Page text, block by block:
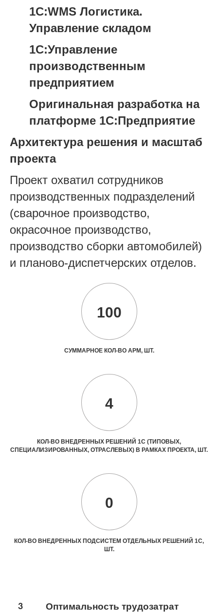
1С:WMS Логистика.
Управление складом
1С:Управление
производственным
предприятием
Оригинальная разработка на
платформе 1С:Предприятие
Архитектура решения и масштаб
проекта
Проект охватил сотрудников
производственных подразделений
(сварочное производство,
окрасочное производство,
производство сборки автомобилей)
и планово-диспетчерских отделов.
100
СУММАРНОЕ КОЛ-ВО АРМ, ШТ.
4
КОЛ-ВО ВНЕДРЕННЫХ РЕШЕНИЙ 1С (ТИПОВЫХ,
СПЕЦИАЛИЗИРОВАННЫХ, ОТРАСЛЕВЫХ) В РАМКАХ ПРОЕКТА, ШТ.
0
КОЛ-ВО ВНЕДРЕННЫХ ПОДСИСТЕМ ОТДЕЛЬНЫХ РЕШЕНИЙ 1С,
ШТ.
3
Оптимальность трудозатрат